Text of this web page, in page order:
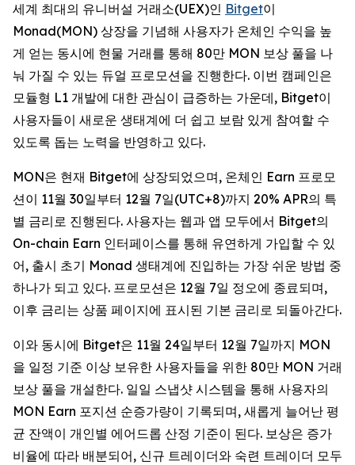
세계 최대의 유니버설 거래소(UEX)인 Bitget이
Monad(MON) 상장을 기념해 사용자가 온체인 수익을 높
게 얻는 동시에 현물 거래를 통해 80만 MON 보상 풀을 나
눠 가질 수 있는 듀얼 프로모션을 진행한다. 이번 캠페인은
모듈형 L1 개발에 대한 관심이 급증하는 가운데, Bitget이
사용자들이 새로운 생태계에 더 쉽고 보람 있게 참여할 수
있도록 돕는 노력을 반영하고 있다.
MON은 현재 Bitget에 상장되었으며, 온체인 Earn 프로모
션이 11월 30일부터 12월 7일(UTC+8)까지 20% APR의 특
별 금리로 진행된다. 사용자는 웹과 앱 모두에서 Bitget의
On-chain Earn 인터페이스를 통해 유연하게 가입할 수 있
어, 출시 초기 Monad 생태계에 진입하는 가장 쉬운 방법 중
하나가 되고 있다. 프로모션은 12월 7일 정오에 종료되며,
이후 금리는 상품 페이지에 표시된 기본 금리로 되돌아간다.
이와 동시에 Bitget은 11월 24일부터 12월 7일까지 MON
을 일정 기준 이상 보유한 사용자들을 위한 80만 MON 거래
보상 풀을 개설한다. 일일 스냅샷 시스템을 통해 사용자의
MON Earn 포지션 순증가량이 기록되며, 새롭게 늘어난 평
균 잔액이 개인별 에어드롭 산정 기준이 된다. 보상은 증가
비율에 따라 배분되어, 신규 트레이더와 숙련 트레이더 모두